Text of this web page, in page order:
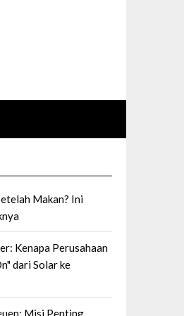
Makan? Ini
Kenapa Perusahaan
dari Solar ke
Misi Penting